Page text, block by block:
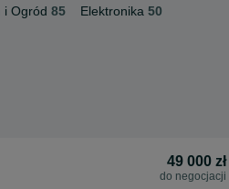
i Ogród 85 Elektronika 50
49 000 zł
do negocjacji